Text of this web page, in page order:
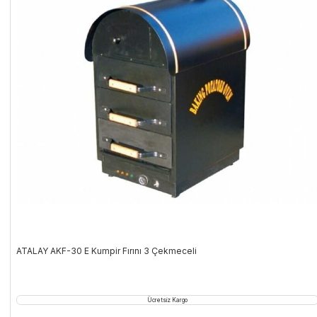
ATALAY AKF-30 E Kumpir Fırını 3 Çekmeceli
Ücretsiz Kargo